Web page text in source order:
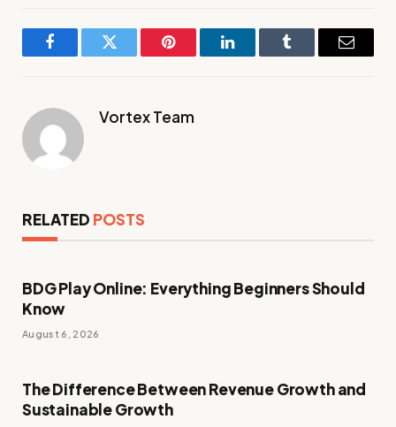
FacebookTwitter Pinterest LinkedInTumblr Email
Vortex Team
RELATED POSTS
BDG Play Online: Everything Beginners Should
Know
August 6, 2026
The Difference Between Revenue Growth and
Sustainable Growth